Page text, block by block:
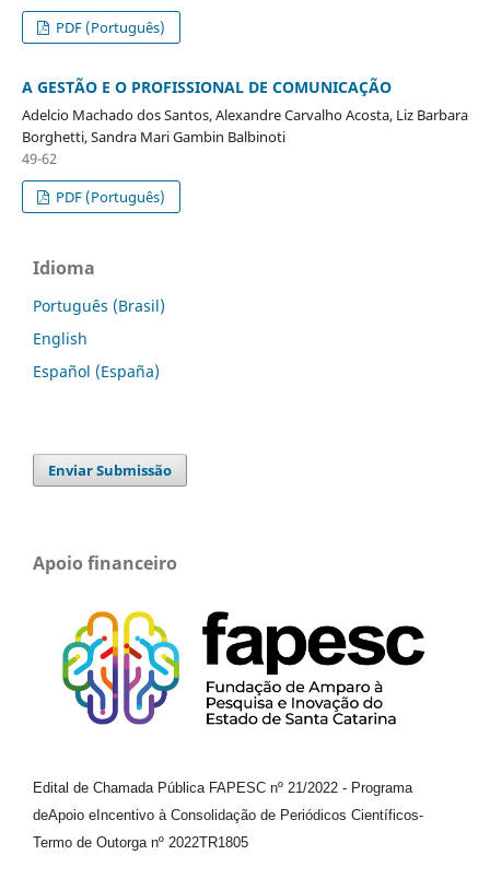
PDF (Português)
A GESTÃO E O PROFISSIONAL DE COMUNICAÇÃO
Adelcio Machado dos Santos, Alexandre Carvalho Acosta, Liz Barbara
Borghetti, Sandra Mari Gambin Balbinoti
49-62
PDF (Português)
Idioma
Português (Brasil)
English
Español (España)
Enviar Submissão
Apoio financeiro
Edital de Chamada Pública FAPESC nº 21/2022 - Programa
deApoio e Incentivo à Consolidação de Periódicos Científicos-
Termo de Outorga nº 2022TR1805